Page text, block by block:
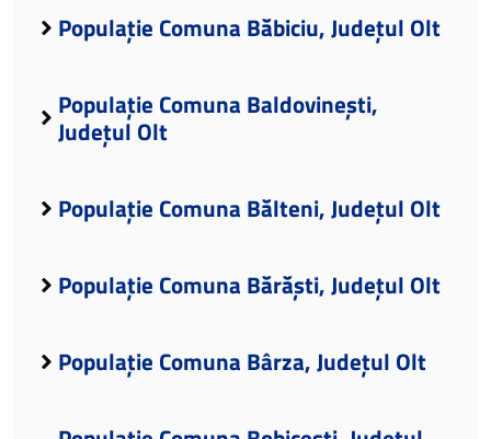
Populație Comuna Băbiciu, Județul Olt
Populație Comuna Baldovinești,
Județul Olt
Populație Comuna Bălteni, Județul Olt
Populație Comuna Bărăști, Județul Olt
Populație Comuna Bârza, Județul Olt